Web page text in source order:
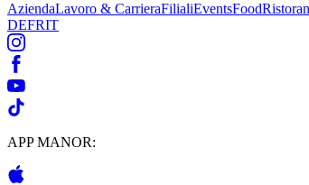
AziendaLavoro & CarrieraFilialiEventsFood
DEFRIT
APP MANOR: